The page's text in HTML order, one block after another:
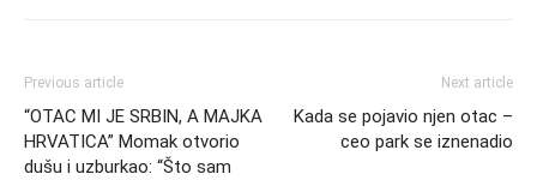
Previous article
“OTAC MI JE SRBIN, A MAJKA
HRVATICA” Momak otvorio
dušu i uzburkao: “Što sam
Next article
Kada se pojavio njen otac –
ceo park se iznenadio